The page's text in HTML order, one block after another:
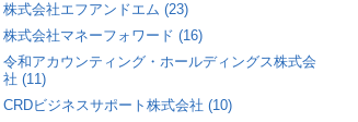
株式会社エフアンドエム (23)
株式会社マネーフォワード (16)
令和アカウンティング・ホールディングス株式会
社 (11)
CRDビジネスサポート株式会社 (10)